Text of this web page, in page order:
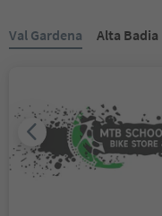
Val Gardena Alta Badia